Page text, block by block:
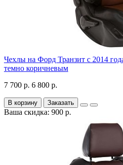
Чехлы на Форд Транзит с 2014
темно коричневым
7 700 р. 6 800 р.
В корзину Заказать
Ваша скидка: 900 р.